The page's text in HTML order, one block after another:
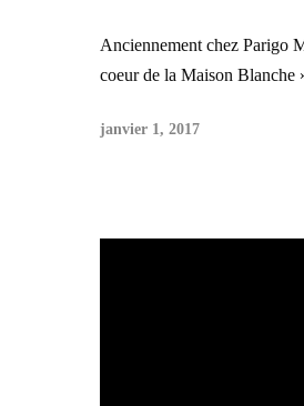
Anciennement chez Parigo
coeur de la Maison
janvier 1, 2017